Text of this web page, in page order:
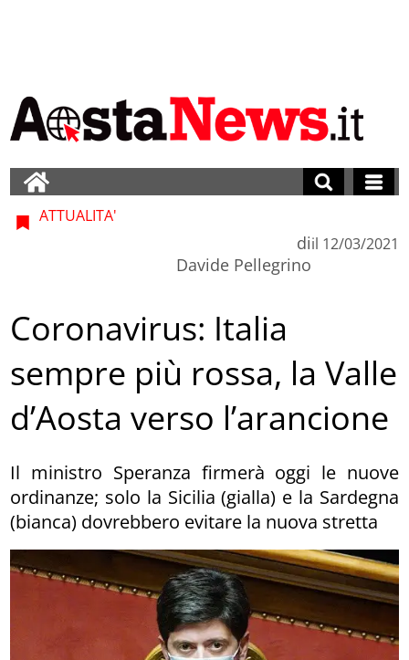
ATTUALITA'
di
Davide Pellegrino
il 12/03/2021
Coronavirus: Italia
sempre più rossa, la Valle
d’Aosta verso l’arancione
Il ministro Speranza firmerà oggi le nuove
ordinanze; solo la Sicilia (gialla) e la Sardegna
(bianca) dovrebbero evitare la nuova stretta